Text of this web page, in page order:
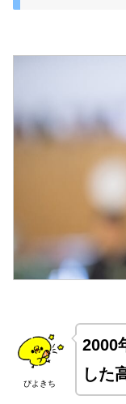
ぴよきち
2000
した